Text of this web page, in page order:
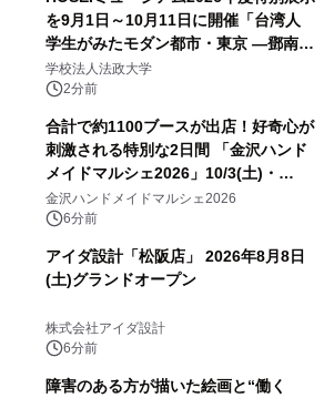
を9月1日～10月11日に開催「台湾人
学生がみたモダン都市・東京 ―鄧南光
と法政大学の1930年代―」
学校法人法政大学
2分前
合計で約1100ブースが出店！好奇心が
刺激される特別な2日間 「金沢ハンド
メイドマルシェ2026」10/3(土)・
10/4(日)開催
金沢ハンドメイドマルシェ2026
6分前
アイダ設計「松阪店」 2026年8月8日
(土)グランドオープン
株式会社アイダ設計
6分前
障害のある方が描いた絵画と“働く